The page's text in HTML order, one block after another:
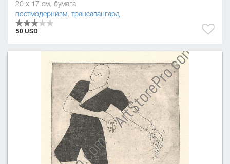
20 x 17 см, бумага
постмодернизм, трансавангард
50 USD